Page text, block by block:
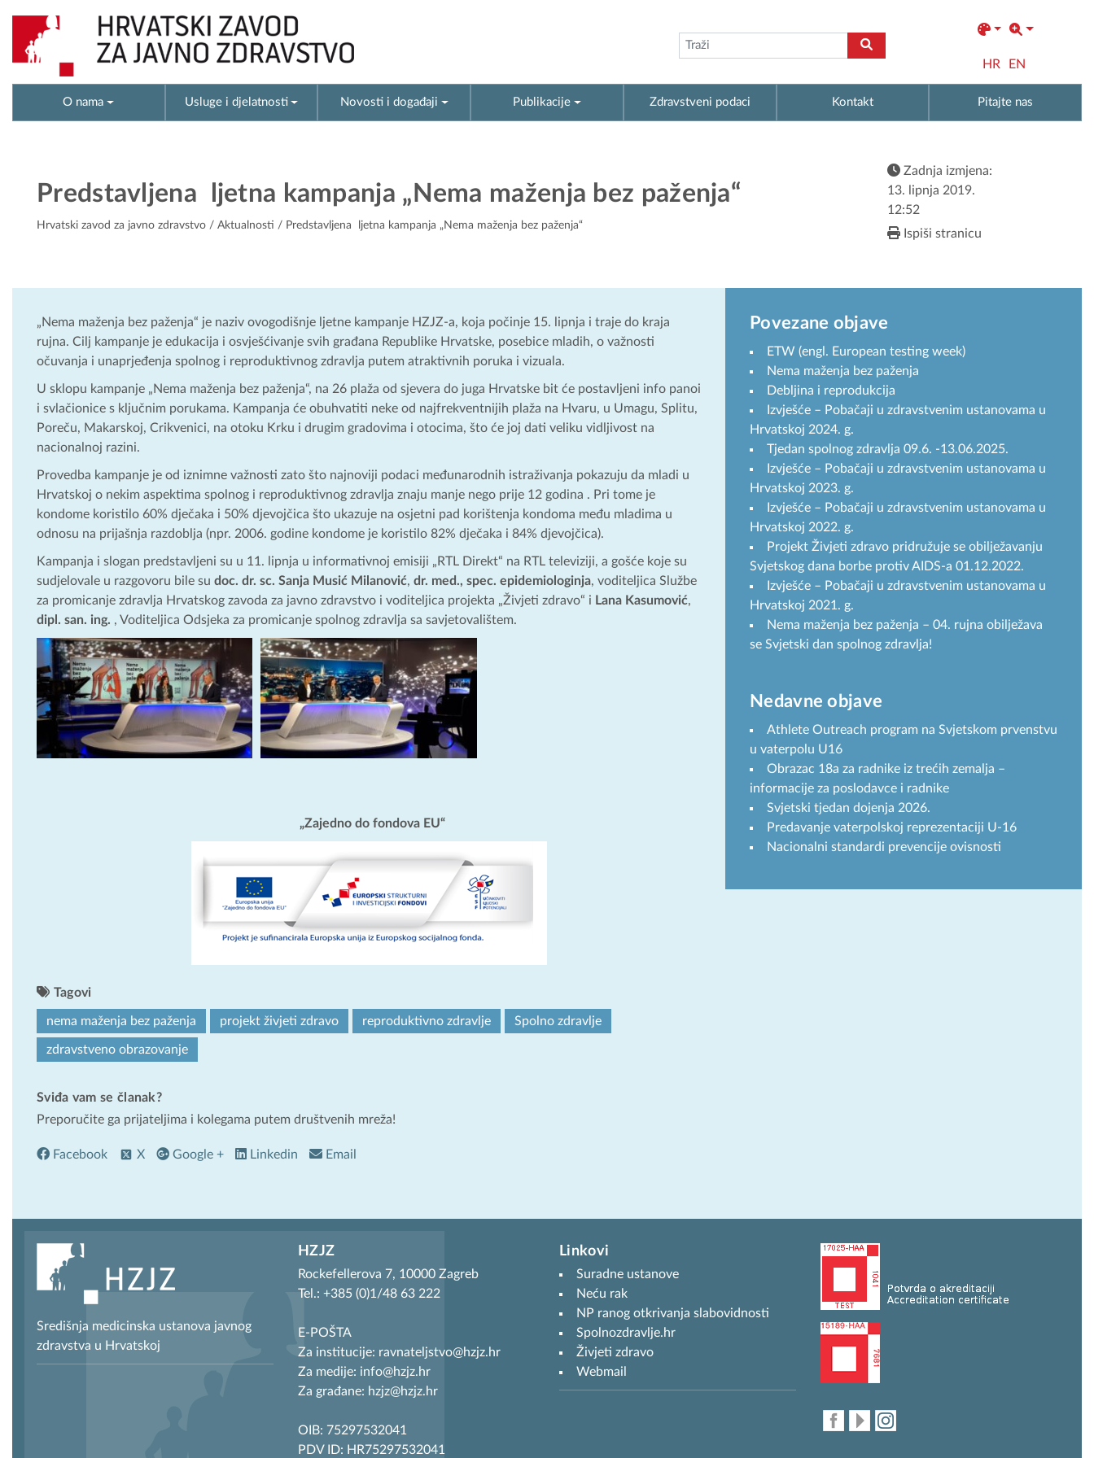
HR EN
O nama Usluge i djelatnosti Novosti i događaji Publikacije Zdravstveni podaci Kontakt Pitajte nas
Predstavljena ljetna kampanja „Nema maženja bez paženja“
Hrvatski zavod za javno zdravstvo / Aktualnosti / Predstavljena ljetna kampanja „Nema maženja bez paženja“
Zadnja izmjena:
13. lipnja 2019.
12:52
Ispiši stranicu
„Nema maženja bez paženja“ je naziv ovogodišnje ljetne kampanje HZJZ-a, koja počinje 15. lipnja i traje do kraja
rujna. Cilj kampanje je edukacija i osvješćivanje svih građana Republike Hrvatske, posebice mladih, o važnosti
očuvanja i unaprjeđenja spolnog i reproduktivnog zdravlja putem atraktivnih poruka i vizuala.
U sklopu kampanje „Nema maženja bez paženja“, na 26 plaža od sjevera do juga Hrvatske bit će postavljeni info panoi
i svlačionice s ključnim porukama. Kampanja će obuhvatiti neke od najfrekventnijih plaža na Hvaru, u Umagu, Splitu,
Poreču, Makarskoj, Crikvenici, na otoku Krku i drugim gradovima i otocima, što će joj dati veliku vidljivost na
nacionalnoj razini.
Provedba kampanje je od iznimne važnosti zato što najnoviji podaci međunarodnih istraživanja pokazuju da mladi u
Hrvatskoj o nekim aspektima spolnog i reproduktivnog zdravlja znaju manje nego prije 12 godina . Pri tome je
kondome koristilo 60% dječaka i 50% djevojčica što ukazuje na osjetni pad korištenja kondoma među mladima u
odnosu na prijašnja razdoblja (npr. 2006. godine kondome je koristilo 82% dječaka i 84% djevojčica).
Kampanja i slogan predstavljeni su u 11. lipnja u informativnoj emisiji „RTL Direkt“ na RTL televiziji, a gošće koje su
sudjelovale u razgovoru bile su doc. dr. sc. Sanja Musić Milanović, dr. med., spec. epidemiologinja, voditeljica Službe
za promicanje zdravlja Hrvatskog zavoda za javno zdravstvo i voditeljica projekta „Živjeti zdravo“ i Lana Kasumović,
dipl. san. ing. , Voditeljica Odsjeka za promicanje spolnog zdravlja sa savjetovalištem.
„Zajedno do fondova EU“
Tagovi
nema maženja bez paženja projekt živjeti zdravo reproduktivno zdravlje Spolno zdravlje
zdravstveno obrazovanje
Sviđa vam se članak?
Preporučite ga prijateljima i kolegama putem društvenih mreža!
Facebook X Google + Linkedin Email
Povezane objave
ETW (engl. European testing week)
Nema maženja bez paženja
Debljina i reprodukcija
Izvješće – Pobačaji u zdravstvenim ustanovama u
Hrvatskoj 2024. g.
Tjedan spolnog zdravlja 09.6. -13.06.2025.
Izvješće – Pobačaji u zdravstvenim ustanovama u
Hrvatskoj 2023. g.
Izvješće – Pobačaji u zdravstvenim ustanovama u
Hrvatskoj 2022. g.
Projekt Živjeti zdravo pridružuje se obilježavanju
Svjetskog dana borbe protiv AIDS-a 01.12.2022.
Izvješće – Pobačaji u zdravstvenim ustanovama u
Hrvatskoj 2021. g.
Nema maženja bez paženja – 04. rujna obilježava
se Svjetski dan spolnog zdravlja!
Nedavne objave
Athlete Outreach program na Svjetskom prvenstvu
u vaterpolu U16
Obrazac 18a za radnike iz trećih zemalja –
informacije za poslodavce i radnike
Svjetski tjedan dojenja 2026.
Predavanje vaterpolskoj reprezentaciji U-16
Nacionalni standardi prevencije ovisnosti
Središnja medicinska ustanova javnog
zdravstva u Hrvatskoj
HZJZ
Rockefellerova 7, 10000 Zagreb
Tel.: +385 (0)1/48 63 222
E-POŠTA
Za institucije: ravnateljstvo@hzjz.hr
Za medije: info@hzjz.hr
Za građane: hzjz@hzjz.hr
OIB: 75297532041
PDV ID: HR75297532041
Linkovi
Suradne ustanove
Neću rak
NP ranog otkrivanja slabovidnosti
Spolnozdravlje.hr
Živjeti zdravo
Webmail